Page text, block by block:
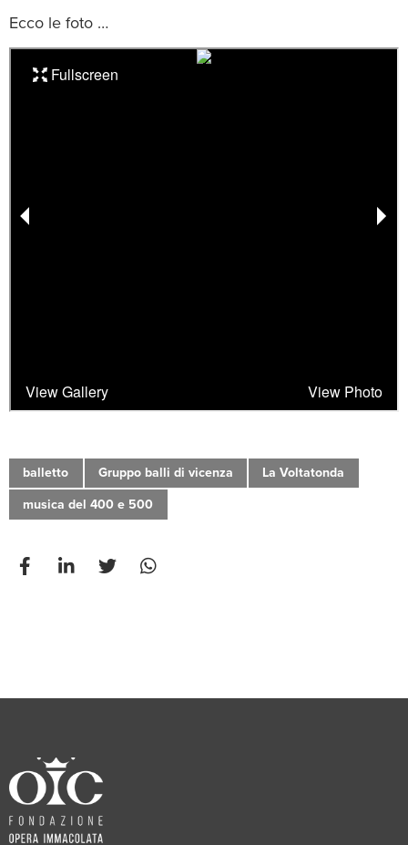
Ecco le foto …
balletto Gruppo balli di vicenza La Voltatonda
musica del 400 e 500